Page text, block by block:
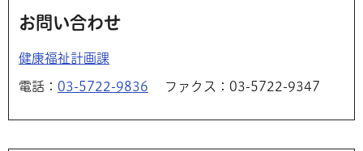
お問い合わせ
健康福祉計画課
電話： 03-5722-9836 ファクス：03-5722-9347